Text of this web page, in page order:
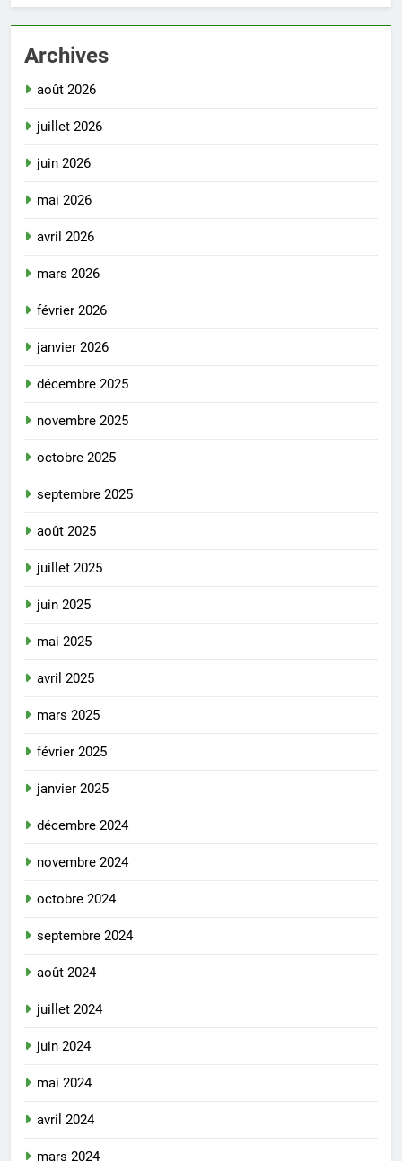
Archives
août 2026
juillet 2026
juin 2026
mai 2026
avril 2026
mars 2026
février 2026
janvier 2026
décembre 2025
novembre 2025
octobre 2025
septembre 2025
août 2025
juillet 2025
juin 2025
mai 2025
avril 2025
mars 2025
février 2025
janvier 2025
décembre 2024
novembre 2024
octobre 2024
septembre 2024
août 2024
juillet 2024
juin 2024
mai 2024
avril 2024
mars 2024